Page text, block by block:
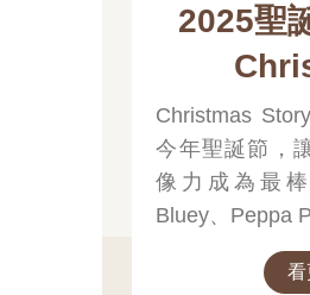
2025聖
Christmas
今年聖誕節，
像力成為最
Bluey、Peppa
迪士尼、尋找
聖誕繪本與倒看